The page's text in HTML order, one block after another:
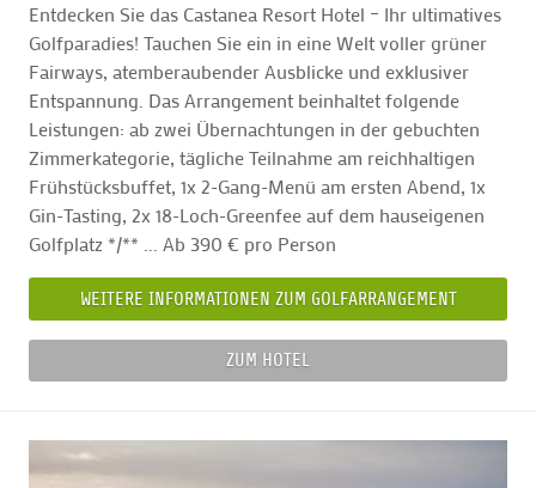
Entdecken Sie das Castanea Resort Hotel – Ihr ultimatives
Golfparadies! Tauchen Sie ein in eine Welt voller grüner
Fairways, atemberaubender Ausblicke und exklusiver
Entspannung. Das Arrangement beinhaltet folgende
Leistungen: ab zwei Übernachtungen in der gebuchten
Zimmerkategorie, tägliche Teilnahme am reichhaltigen
Frühstücksbuffet, 1x 2-Gang-Menü am ersten Abend, 1x
Gin-Tasting, 2x 18-Loch-Greenfee auf dem hauseigenen
Golfplatz */** ... Ab 390 € pro Person
WEITERE INFORMATIONEN ZUM GOLFARRANGEMENT
ZUM HOTEL